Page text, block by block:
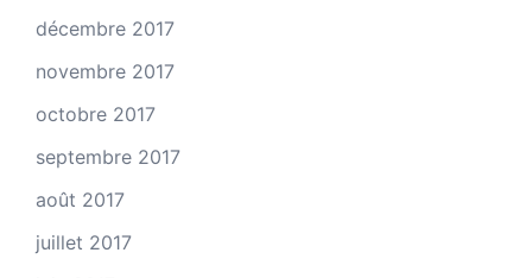
décembre 2017
novembre 2017
octobre 2017
septembre 2017
août 2017
juillet 2017